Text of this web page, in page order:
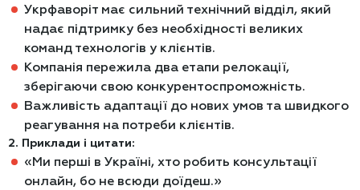
Укрфаворіт має сильний технічний відділ, який
надає підтримку без необхідності великих
команд технологів у клієнтів.
Компанія пережила два етапи релокації,
зберігаючи свою конкурентоспроможність.
Важливість адаптації до нових умов та швидкого
реагування на потреби клієнтів.
2. Приклади і цитати:
«Ми перші в Україні, хто робить консультації
онлайн, бо не всюди доїдеш.»